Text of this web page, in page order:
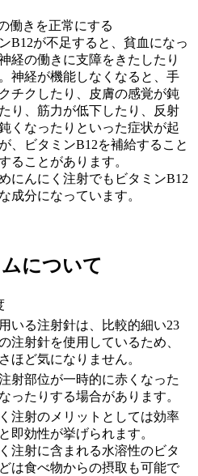
働きを正常にする
B12が不足すると、貧血になっ
経の働きに支障をきたしたり
神経が機能しなくなると、手
チクしたり、皮膚の感覚が鈍
り、筋力が低下したり、反射
くなったりといった症状が起
、ビタミンB12を補給すること
ることがあります。
にんにく注射でもビタミンB12
成分になっています。
について
いる注射針は、比較的細い23
注射針を使用しているため、
ほど気になりません。
射部位が一時的に赤くなった
ったりする場合があります。
注射のメリットとしては効率
即効性が挙げられます。
注射に含まれる水溶性のビタ
は食べ物からの摂取も可能で